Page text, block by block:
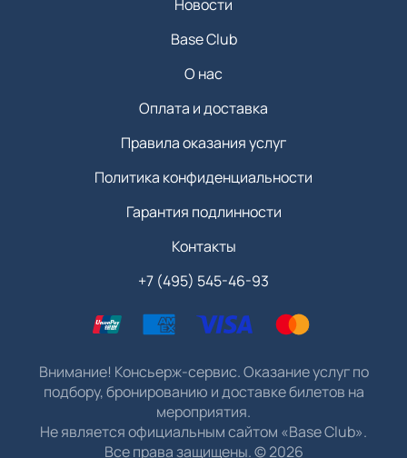
Новости
Base Club
О нас
Оплата и доставка
Правила оказания услуг
Политика конфиденциальности
Гарантия подлинности
Контакты
+7 (495) 545-46-93
Внимание! Консьерж-сервис. Оказание услуг по
подбору, бронированию и доставке билетов на
мероприятия.
Не является официальным сайтом «Base Club».
Все права защищены.©2026